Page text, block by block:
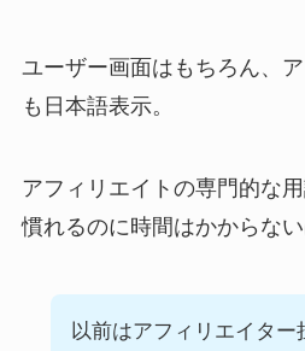
ユーザー画面はもちろん、
も日本語表示。
アフィリエイトの専門的な
慣れるのに時間はかからない
以前はアフィリエイター